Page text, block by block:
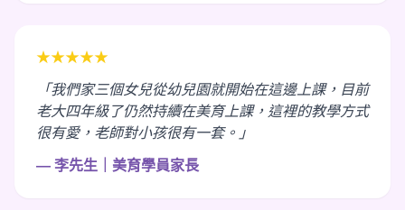
★★★★★
「我們家三個女兒從幼兒園就開始在這邊上課，目前
老大四年級了仍然持續在美育上課，這裡的教學方式
很有愛，老師對小孩很有一套。」
— 李先生｜美育學員家長